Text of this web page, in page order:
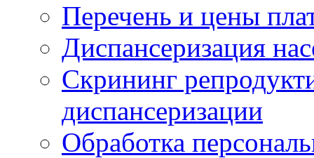
Перечень и цены
Диспансеризация
Скрининг
диспансеризации
Обработка